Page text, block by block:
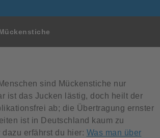
sind Mückenstiche nur
ist das Jucken lästig, doch heilt der
ab; die Übertragung ernster
ist in Deutschland kaum zu
dazu erfährst du hier: Was man über